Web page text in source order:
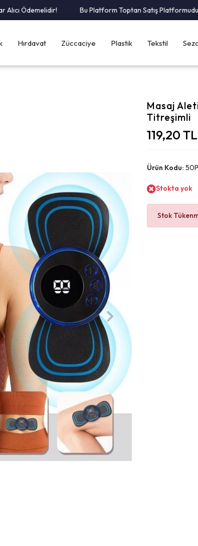
Ödemelidir! Bu Platform Toptan Satış Platformudur.
Hırdavat Züccaciye Plastik Tekstil
Masaj
Titreşimli
119,20
Ürün Kodu:
Stokta yok
Stok